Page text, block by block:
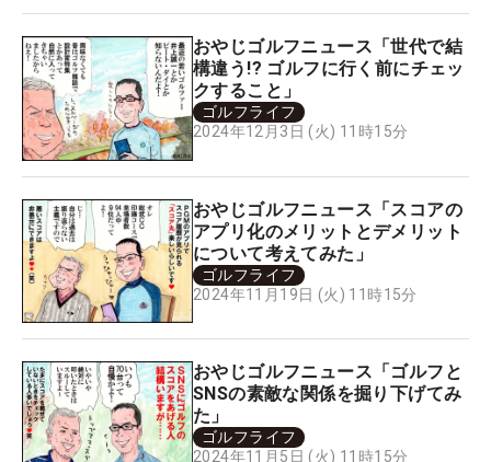
おやじゴルフニュース「世代で結
構違う!? ゴルフに行く前にチェッ
クすること」
ゴルフライフ
2024年12月3日 (火) 11時15分
おやじゴルフニュース「スコアの
アプリ化のメリットとデメリット
について考えてみた」
ゴルフライフ
2024年11月19日 (火) 11時15分
おやじゴルフニュース「ゴルフと
SNSの素敵な関係を掘り下げてみ
た」
ゴルフライフ
2024年11月5日 (火) 11時15分